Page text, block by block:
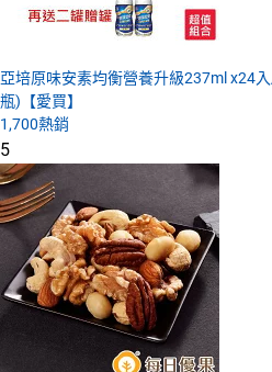
亞培原味安素均衡營養升級237ml x24
瓶)【愛買】
1,700熱銷
5